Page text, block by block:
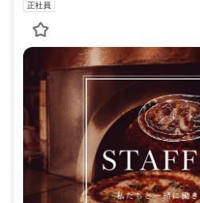
正社員